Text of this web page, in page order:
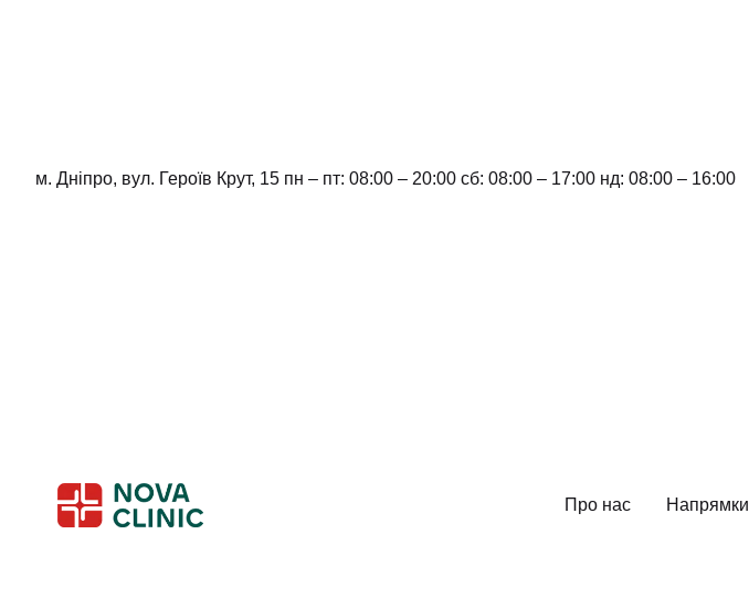
м. Дніпро, вул. Героїв Крут, 15 пн – пт: 08:00 – 20:00 сб: 08:00 – 17:00 нд: 08:00 – 16:00
Про нас Напрямки